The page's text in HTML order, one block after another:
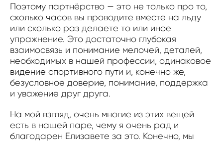
Поэтому партнёрство — это не только про то,
сколько часов вы проводите вместе на льду
или сколько раз делаете то или иное
упражнение. Это достаточно глубокая
взаимосвязь и понимание мелочей, деталей,
необходимых в нашей профессии, одинаковое
видение спортивного пути и, конечно же,
безусловное доверие, понимание, поддержка
и уважение друг друга.
На мой взгляд, очень многие из этих вещей
есть в нашей паре, чему я очень рад и
благодарен Елизавете за это. Конечно, мы